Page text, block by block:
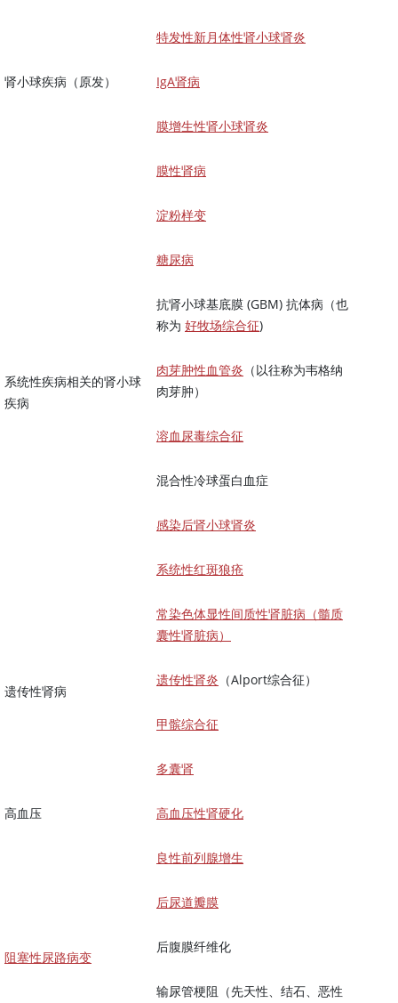
肾小球疾病（原发）
特发性新月体性肾小球肾炎
IgA肾病
膜增生性肾小球肾炎
膜性肾病
系统性疾病相关的肾小球
疾病
淀粉样变
糖尿病
抗肾小球基底膜 (GBM) 抗体病（也
称为 好牧场综合征)
肉芽肿性血管炎 （以往称为韦格纳
肉芽肿）
溶血尿毒综合征
混合性冷球蛋白血症
感染后肾小球肾炎
系统性红斑狼疮
遗传性肾病
常染色体显性间质性肾脏病（髓质
囊性肾脏病）
遗传性肾炎 （Alport综合征）
甲髌综合征
多囊肾
高血压 高血压性肾硬化
阻塞性尿路病变
良性前列腺增生
后尿道瓣膜
后腹膜纤维化
输尿管梗阻（先天性、结石、恶性